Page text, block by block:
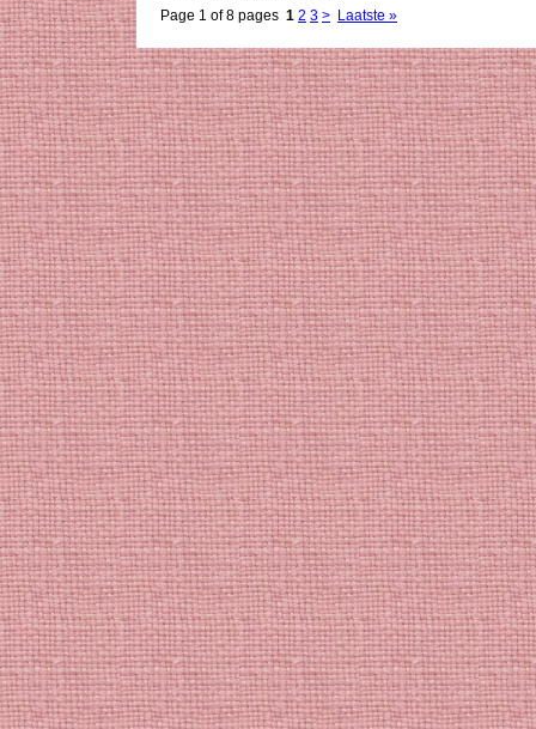
Page 1 of 8 pages 1 2 3 > Laatste »